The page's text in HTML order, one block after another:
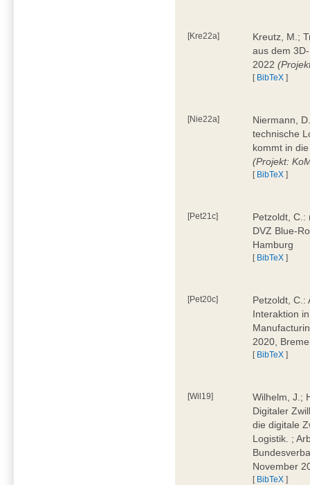
[Kre22a]
Kreutz, M.;
aus dem
2022
[ BibTeX ]
[Nie22a]
Niermann,
technische
kommt in
(Projekt:
[ BibTeX ]
[Pet21c]
Petzoldt, C.:
DVZ Blue-
Hamburg
[ BibTeX ]
[Pet20c]
Petzoldt, C.:
Interaktion
2020,
[ BibTeX ]
[Wil19]
Wilhelm, J.;
Digitaler
die digitale
Logistik. ;
November
[ BibTeX ]